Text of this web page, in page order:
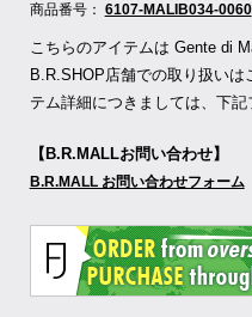
商品番号： 6107-MALIB034-0060
こちらのアイテムは Gente di
B.R.SHOP店舗での取り扱い
テム詳細につきましては、下記
【B.R.MALLお問い合わせ】
B.R.MALL お問い合わせフォーム